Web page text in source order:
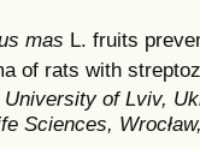
mas L. fruits
of rats with
University of Lviv,
Sciences,